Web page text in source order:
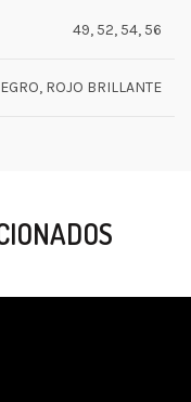
49, 52, 54, 56
ROJO BRILLANTE